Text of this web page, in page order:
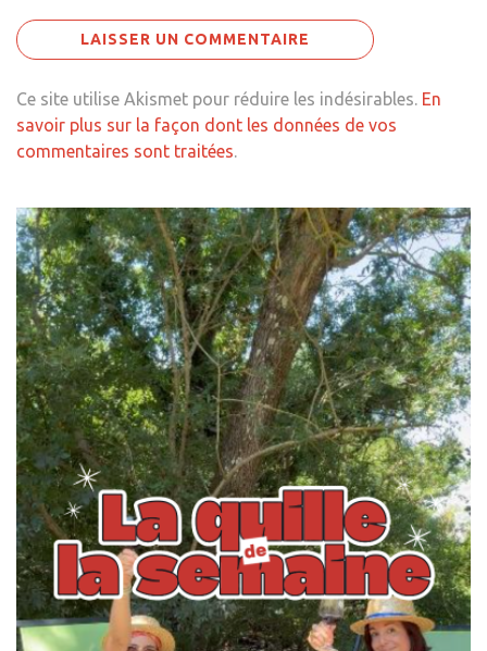
Ce site utilise Akismet pour réduire les indésirables. En
savoir plus sur la façon dont les données de vos
commentaires sont traitées.